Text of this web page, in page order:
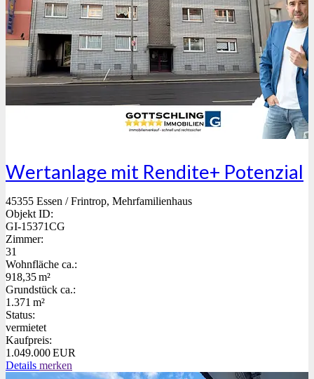
Wertanlage mit Rendite+ Potenzial
45355 Essen / Frintrop, Mehrfamilienhaus
Objekt ID:
GI-15371CG
Zimmer:
31
Wohnfläche ca.:
918,35 m²
Grund­stück ca.:
1.371 m²
Status:
vermietet
Kaufpreis:
1.049.000 EUR
Details merken